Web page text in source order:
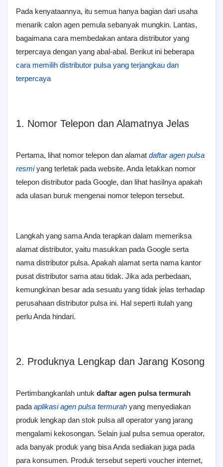
Pada kenyataannya, itu semua hanya bagian dari usaha
menarik calon agen pemula sebanyak mungkin. Lantas,
bagaimana cara membedakan antara distributor yang
terpercaya dengan yang abal-abal. Berikut ini beberapa
cara memilih distributor pulsa yang terjangkau dan
terpercaya
1. Nomor Telepon dan Alamatnya Jelas
Pertama, lihat nomor telepon dan alamat daftar agen pulsa
resmiyang terletak pada website. Anda letakkan nomor
telepon distributor pada Google, dan lihat hasilnya apakah
ada ulasan buruk mengenai nomor telepon tersebut.
Langkah yang sama Anda terapkan dalam memeriksa
alamat distributor, yaitu masukkan pada Google serta
nama distributor pulsa. Apakah alamat serta nama kantor
pusat distributor sama atau tidak. Jika ada perbedaan,
kemungkinan besar ada sesuatu yang tidak jelas terhadap
perusahaan distributor pulsa ini. Hal seperti itulah yang
perlu Anda hindari.
2. Produknya Lengkap dan Jarang Kosong
Pertimbangkanlah untuk daftar agen pulsa termurah
pada aplikasi agen pulsa termurah yang menyediakan
produk lengkap dan stok pulsa all operator yang jarang
mengalami kekosongan. Selain jual pulsa semua operator,
ada banyak produk yang bisa Anda sediakan juga pada
para konsumen. Produk tersebut seperti voucher internet,